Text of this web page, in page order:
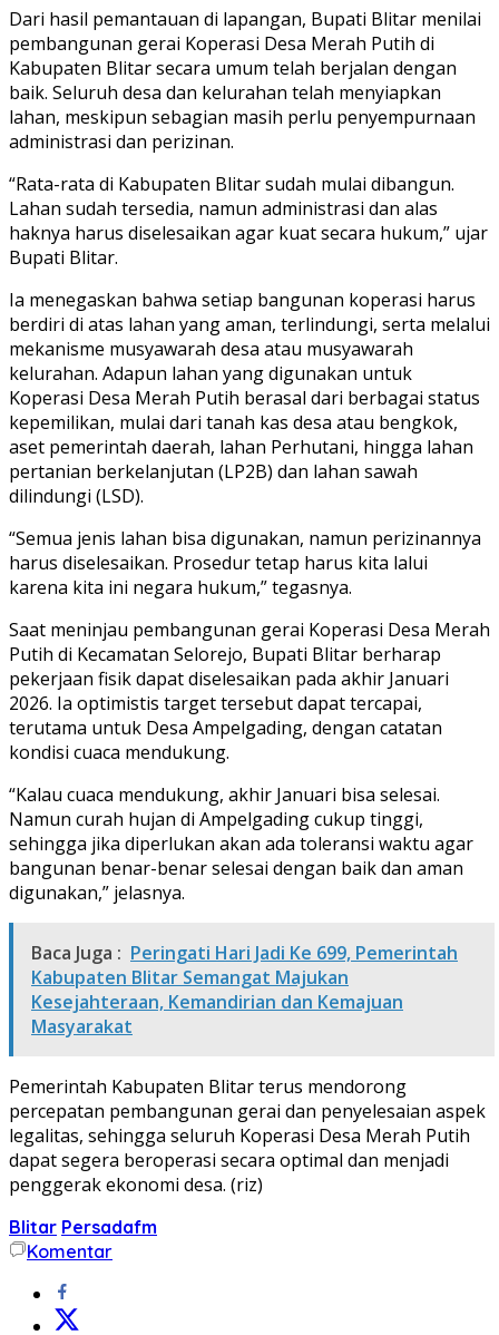
Dari hasil pemantauan di lapangan, Bupati Blitar menilai
pembangunan gerai Koperasi Desa Merah Putih di
Kabupaten Blitar secara umum telah berjalan dengan
baik. Seluruh desa dan kelurahan telah menyiapkan
lahan, meskipun sebagian masih perlu penyempurnaan
administrasi dan perizinan.
“Rata-rata di Kabupaten Blitar sudah mulai dibangun.
Lahan sudah tersedia, namun administrasi dan alas
haknya harus diselesaikan agar kuat secara hukum,” ujar
Bupati Blitar.
Ia menegaskan bahwa setiap bangunan koperasi harus
berdiri di atas lahan yang aman, terlindungi, serta melalui
mekanisme musyawarah desa atau musyawarah
kelurahan. Adapun lahan yang digunakan untuk
Koperasi Desa Merah Putih berasal dari berbagai status
kepemilikan, mulai dari tanah kas desa atau bengkok,
aset pemerintah daerah, lahan Perhutani, hingga lahan
pertanian berkelanjutan (LP2B) dan lahan sawah
dilindungi (LSD).
“Semua jenis lahan bisa digunakan, namun perizinannya
harus diselesaikan. Prosedur tetap harus kita lalui
karena kita ini negara hukum,” tegasnya.
Saat meninjau pembangunan gerai Koperasi Desa Merah
Putih di Kecamatan Selorejo, Bupati Blitar berharap
pekerjaan fisik dapat diselesaikan pada akhir Januari
2026. Ia optimistis target tersebut dapat tercapai,
terutama untuk Desa Ampelgading, dengan catatan
kondisi cuaca mendukung.
“Kalau cuaca mendukung, akhir Januari bisa selesai.
Namun curah hujan di Ampelgading cukup tinggi,
sehingga jika diperlukan akan ada toleransi waktu agar
bangunan benar-benar selesai dengan baik dan aman
digunakan,” jelasnya.
Baca Juga : Peringati Hari Jadi Ke 699, Pemerintah
Kabupaten Blitar Semangat Majukan
Kesejahteraan, Kemandirian dan Kemajuan
Masyarakat
Pemerintah Kabupaten Blitar terus mendorong
percepatan pembangunan gerai dan penyelesaian aspek
legalitas, sehingga seluruh Koperasi Desa Merah Putih
dapat segera beroperasi secara optimal dan menjadi
penggerak ekonomi desa. (riz)
Blitar Persadafm
Komentar